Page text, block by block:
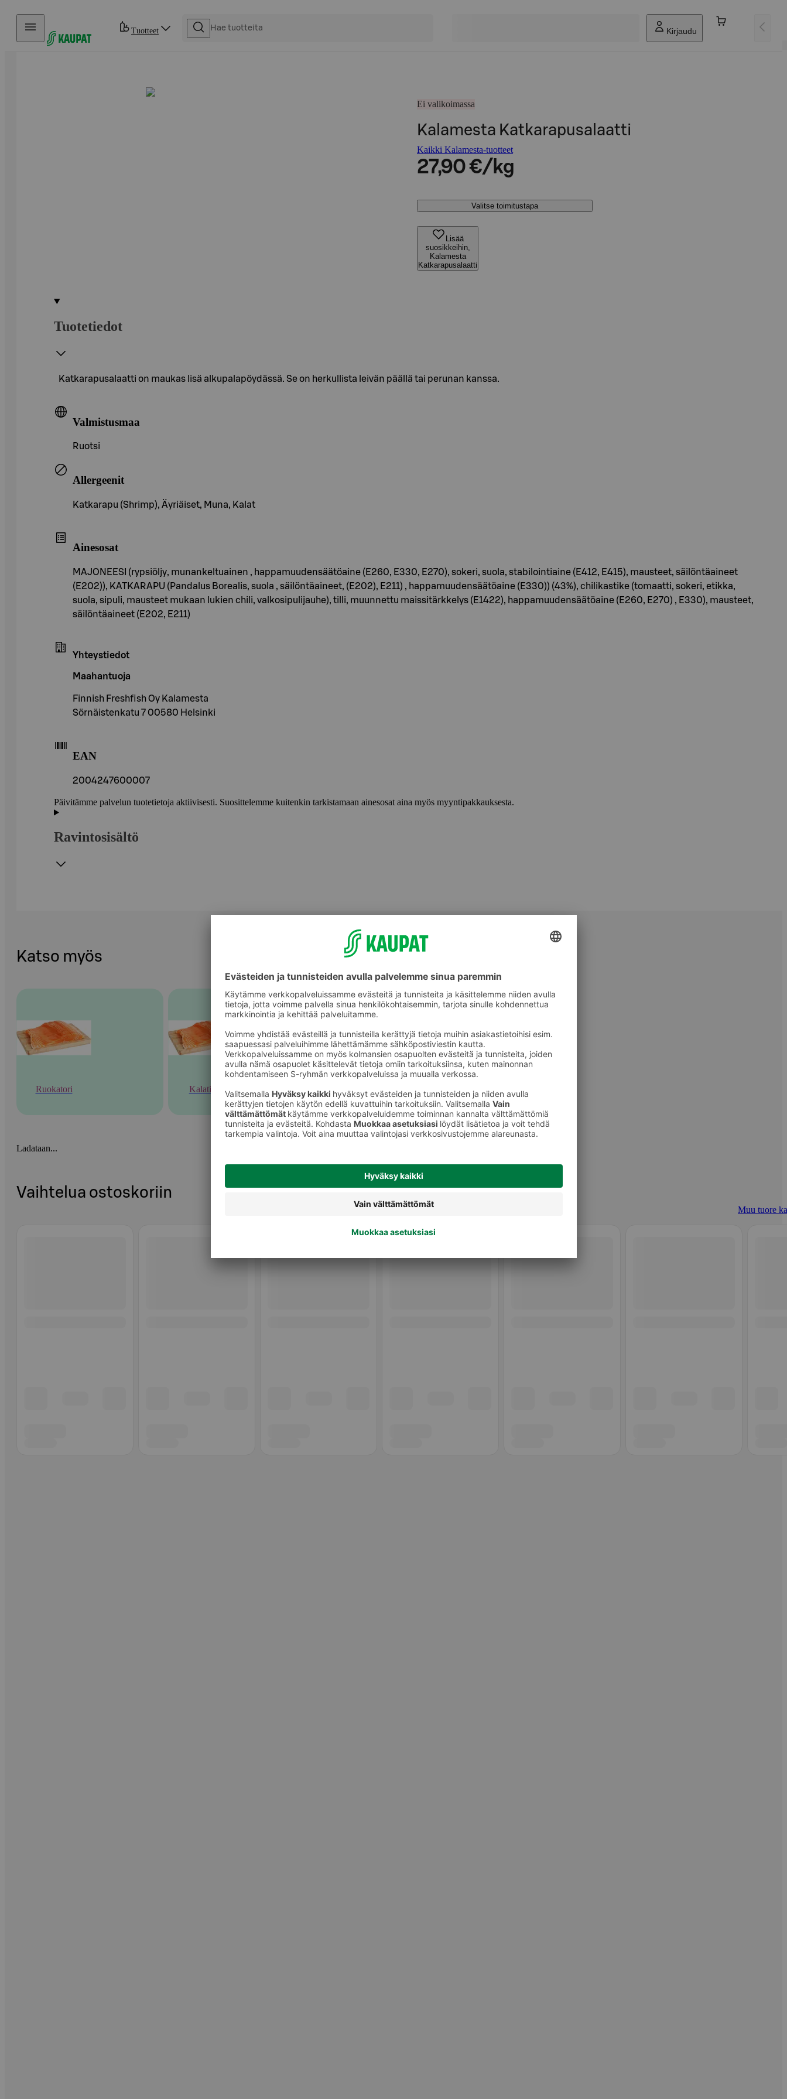
Hyppää sisältöön
Tuotteet Kirjaudu
Ei valikoimassa
Kalamesta Katkarapusalaatti
Kaikki Kalamesta-tuotteet
27,90 €/kg
Valitse toimitustapa
Lisää
suosikkeihin,
Kalamesta
Katkarapusalaatti
Tuotetiedot
Katkarapusalaatti on maukas lisä alkupalapöydässä. Se on herkullista leivän päällä tai perunan kanssa.
Valmistusmaa
Ruotsi
Allergeenit
Katkarapu (Shrimp), Äyriäiset, Muna, Kalat
Ainesosat
MAJONEESI (rypsiöljy, munankeltuainen , happamuudensäätöaine (E260, E330, E270), sokeri, suola, stabilointiaine (E412, E415), mausteet, säilöntäaineet
(E202)), KATKARAPU (Pandalus Borealis, suola , säilöntäaineet, (E202), E211) , happamuudensäätöaine (E330)) (43%), chilikastike (tomaatti, sokeri, etikka,
suola, sipuli, mausteet mukaan lukien chili, valkosipulijauhe), tilli, muunnettu maissitärkkelys (E1422), happamuudensäätöaine (E260, E270) , E330), mausteet,
säilöntäaineet (E202, E211)
Yhteystiedot
Maahantuoja
Finnish Freshfish Oy Kalamesta
Sörnäistenkatu 7 00580 Helsinki
EAN
2004247600007
Päivitämme palvelun tuotetietoja aktiivisesti. Suosittelemme kuitenkin tarkistamaan ainesosat aina myös myyntipakkauksesta.
Ravintosisältö
Katso myös
Ruokatori Kalatiski Muu tuore kala
Ladataan...
Vaihtelua ostoskoriin
Muu tuore